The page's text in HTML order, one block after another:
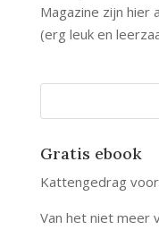
Magazine zijn hier
(erg leuk en
Gratis ebook
Kattengedrag
Van het niet meer